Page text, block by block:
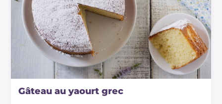
Gâteau au yaourt grec